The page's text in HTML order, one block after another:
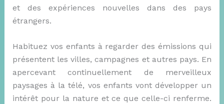
et des expériences nouvelles dans des pays
étrangers.
Habituez vos enfants à regarder des émissions qui
présentent les villes, campagnes et autres pays. En
apercevant continuellement de merveilleux
paysages à la télé, vos enfants vont développer un
intérêt pour la nature et ce que celle-ci renferme.